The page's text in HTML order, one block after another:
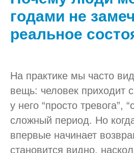
годами не
реальное
На практике мы часто
вещь: человек приходит
у него “просто тревога”,
сложный период. Но
впервые начинает
становится видно,